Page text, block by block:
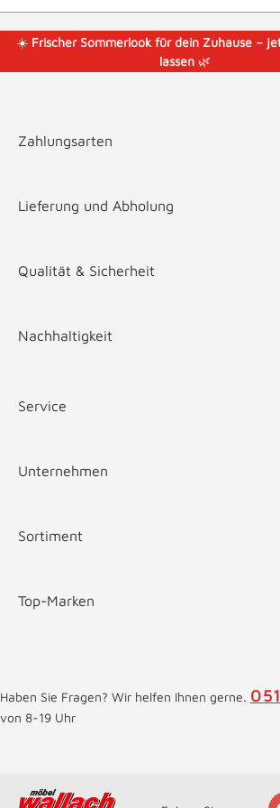
☀️ Frischer Sommerlook für dein Zuhause –
lassen🌿
Zahlungsarten
Lieferung und Abholung
Qualität & Sicherheit
Nachhaltigkeit
Service
Unternehmen
Sortiment
Top-Marken
Haben Sie Fragen? Wir helfen Ihnen gerne.
von 8-19 Uhr